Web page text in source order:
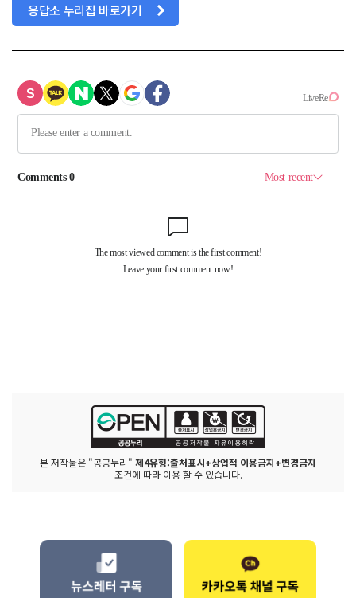
응답소 누리집 바로가기
본 저작물은 "공공누리" 제4유형:출처표시+상업적 이용금지+변경금지
조건에 따라 이용 할 수 있습니다.